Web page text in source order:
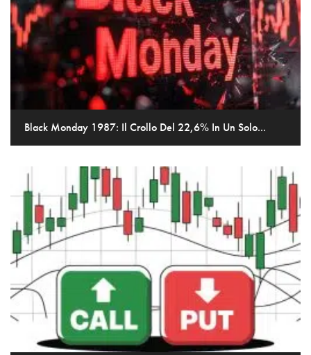
Black Monday 1987: Il Crollo Del 22,6% In Un Solo...